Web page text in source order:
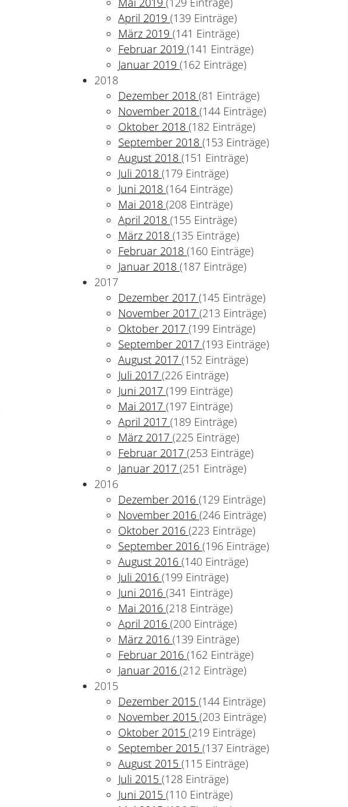
April 2019(139 Einträge)
März 2019(141 Einträge)
Februar 2019(141 Einträge)
Januar 2019(162 Einträge)
2018
Dezember 2018(81 Einträge)
November 2018(144 Einträge)
Oktober 2018(182 Einträge)
September 2018(153 Einträge)
August 2018(151 Einträge)
Juli 2018(179 Einträge)
Juni 2018(164 Einträge)
Mai 2018(208 Einträge)
April 2018(155 Einträge)
März 2018(135 Einträge)
Februar 2018(160 Einträge)
Januar 2018(187 Einträge)
2017
Dezember 2017(145 Einträge)
November 2017(213 Einträge)
Oktober 2017(199 Einträge)
September 2017(193 Einträge)
August 2017(152 Einträge)
Juli 2017(226 Einträge)
Juni 2017(199 Einträge)
Mai 2017(197 Einträge)
April 2017(189 Einträge)
März 2017(225 Einträge)
Februar 2017(253 Einträge)
Januar 2017(251 Einträge)
2016
Dezember 2016(129 Einträge)
November 2016(246 Einträge)
Oktober 2016(223 Einträge)
September 2016(196 Einträge)
August 2016(140 Einträge)
Juli 2016(199 Einträge)
Juni 2016(341 Einträge)
Mai 2016(218 Einträge)
April 2016(200 Einträge)
März 2016(139 Einträge)
Februar 2016(162 Einträge)
Januar 2016(212 Einträge)
2015
Dezember 2015(144 Einträge)
November 2015(203 Einträge)
Oktober 2015(219 Einträge)
September 2015(137 Einträge)
August 2015(115 Einträge)
Juli 2015(128 Einträge)
Juni 2015(110 Einträge)